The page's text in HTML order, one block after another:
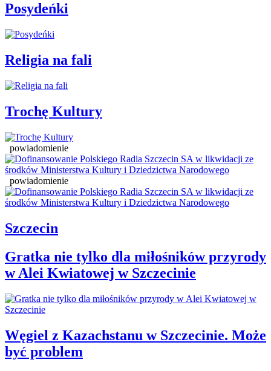
Posydeńki
Religia na fali
Trochę Kultury
powiadomienie
powiadomienie
Szczecin
Gratka nie tylko dla miłośników przyrody
w Alei Kwiatowej w Szczecinie
Węgiel z Kazachstanu w Szczecinie. Może
być problem